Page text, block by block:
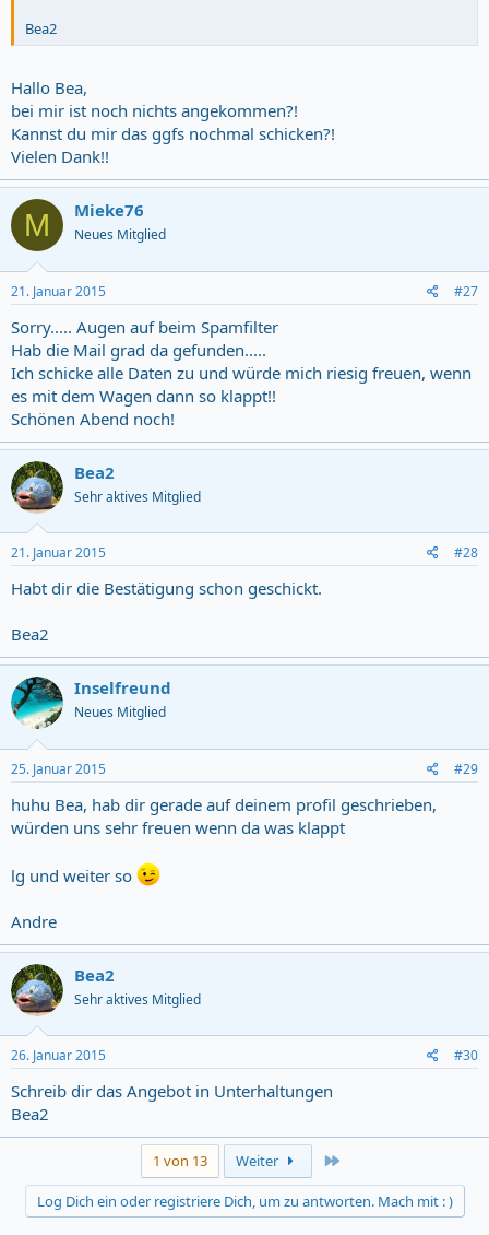
Bea2
Hallo Bea,
bei mir ist noch nichts angekommen?!
Kannst du mir das ggfs nochmal schicken?!
Vielen Dank!!
M Mieke76
Neues Mitglied
21. Januar 2015 #27
Sorry..... Augen auf beim Spamfilter
Hab die Mail grad da gefunden.....
Ich schicke alle Daten zu und würde mich riesig freuen, wenn
es mit dem Wagen dann so klappt!!
Schönen Abend noch!
Bea2
Sehr aktives Mitglied
21. Januar 2015 #28
Habt dir die Bestätigung schon geschickt.
Bea2
Inselfreund
Neues Mitglied
25. Januar 2015 #29
huhu Bea, hab dir gerade auf deinem profil geschrieben,
würden uns sehr freuen wenn da was klappt
lg und weiter so
Andre
Bea2
Sehr aktives Mitglied
26. Januar 2015 #30
Schreib dir das Angebot in Unterhaltungen
Bea2
1 von 13 Weiter
Log Dich ein oder registriere Dich, um zu antworten. Mach mit : )